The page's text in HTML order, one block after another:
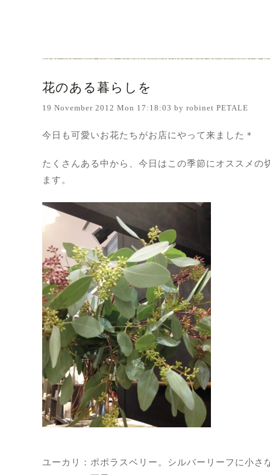
花のある暮らしを
19 November 2012 Mon 17:18:03 by robinet PETALE
今日も可愛いお花たちがお店にやって来ました＊
たくさんある中から、今日はこの季節にオススメの
ます。
ユーカリ：ポポラスベリー。シルバーリーフに小さ